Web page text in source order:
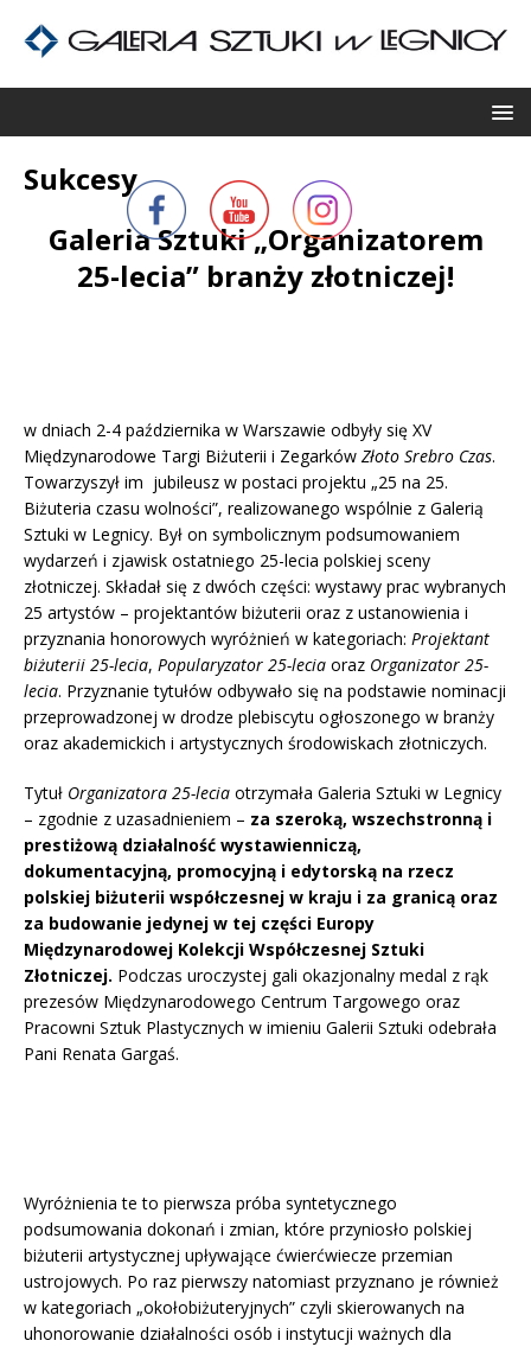
Sukcesy
Galeria Sztuki „Organizatorem
25-lecia” branży złotniczej!
w dniach 2-4 października w Warszawie odbyły się XV
Międzynarodowe Targi Biżuterii i Zegarków Złoto Srebro Czas.
Towarzyszył im jubileusz w postaci projektu „25 na 25.
Biżuteria czasu wolności”, realizowanego wspólnie z Galerią
Sztuki w Legnicy. Był on symbolicznym podsumowaniem
wydarzeń i zjawisk ostatniego 25-lecia polskiej sceny
złotniczej. Składał się z dwóch części: wystawy prac wybranych
25 artystów – projektantów biżuterii oraz z ustanowienia i
przyznania honorowych wyróżnień w kategoriach: Projektant
biżuterii 25-lecia, Popularyzator 25-lecia oraz Organizator 25-
lecia. Przyznanie tytułów odbywało się na podstawie nominacji
przeprowadzonej w drodze plebiscytu ogłoszonego w branży
oraz akademickich i artystycznych środowiskach złotniczych.
Tytuł Organizatora 25-lecia otrzymała Galeria Sztuki w Legnicy
– zgodnie z uzasadnieniem – za szeroką, wszechstronną i
prestiżową działalność wystawienniczą,
dokumentacyjną, promocyjną i edytorską na rzecz
polskiej biżuterii współczesnej w kraju i za granicą oraz
za budowanie jedynej w tej części Europy
Międzynarodowej Kolekcji Współczesnej Sztuki
Złotniczej. Podczas uroczystej gali okazjonalny medal z rąk
prezesów Międzynarodowego Centrum Targowego oraz
Pracowni Sztuk Plastycznych w imieniu Galerii Sztuki odebrała
Pani Renata Gargaś.
Wyróżnienia te to pierwsza próba syntetycznego
podsumowania dokonań i zmian, które przyniosło polskiej
biżuterii artystycznej upływające ćwierćwiecze przemian
ustrojowych. Po raz pierwszy natomiast przyznano je również
w kategoriach „okołobiżuteryjnych” czyli skierowanych na
uhonorowanie działalności osób i instytucji ważnych dla